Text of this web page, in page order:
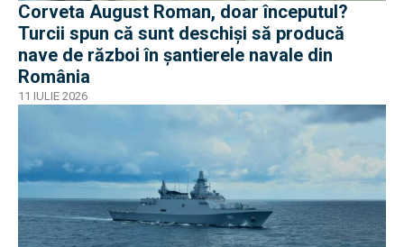
Corveta August Roman, doar începutul?
Turcii spun că sunt deschiși să producă
nave de război în șantierele navale din
România
11 IULIE 2026